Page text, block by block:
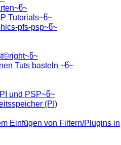
Tutorials~წ~
pfs-psp~წ~
Tuts basteln ~წ~
und PSP~წ~
(PI)
Einfügen von Filtern/Plugins in